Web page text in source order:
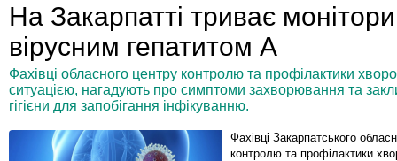
На Закарпатті триває
вірусним гепатитом А
Фахівці обласного центру контролю та профілактики
ситуацією, нагадують про симптоми захворювання та
гігієни для запобігання інфікуванню.
Фахівці Закарпатського
контролю та профілактики